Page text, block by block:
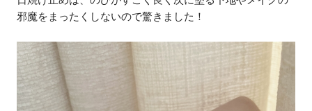
邪魔をまったくしないので驚きました！